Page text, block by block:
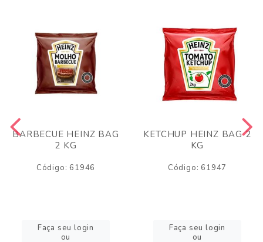
BARBECUE HEINZ BAG
2 KG
Código: 61946
Faça seu login
ou
KETCHUP HEINZ BAG 2
KG
Código: 61947
Faça seu login
ou